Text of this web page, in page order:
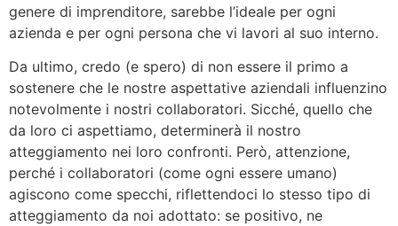
genere di imprenditore, sarebbe l’ideale per ogni
azienda e per ogni persona che vi lavori al suo interno.
Da ultimo, credo (e spero) di non essere il primo a
sostenere che le nostre aspettative aziendali influenzino
notevolmente i nostri collaboratori. Sicché, quello che
da loro ci aspettiamo, determinerà il nostro
atteggiamento nei loro confronti. Però, attenzione,
perché i collaboratori (come ogni essere umano)
agiscono come specchi, riflettendoci lo stesso tipo di
atteggiamento da noi adottato: se positivo, ne